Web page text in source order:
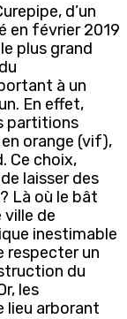
d’un
en février 2019
plus grand
à un
En effet,
partitions
orange (vif),
Ce choix,
laisser des
Là où le bât
ville de
inestimable
respecter un
du
les
lieu arborant